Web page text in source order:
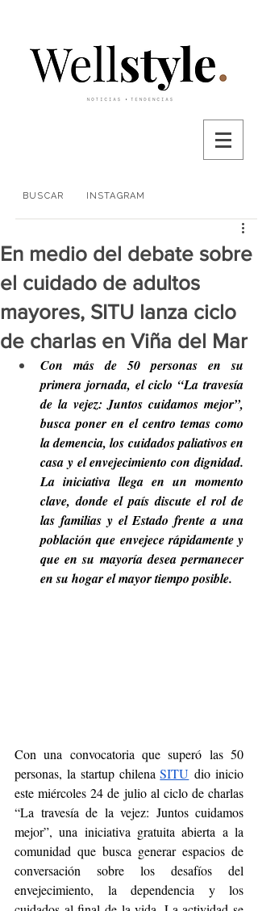
BUSCAR INSTAGRAM
En medio del debate sobre
el cuidado de adultos
mayores, SITU lanza ciclo
de charlas en Viña del Mar
Con más de 50 personas en su
primera jornada, el ciclo “La travesía
de la vejez: Juntos cuidamos mejor”,
busca poner en el centro temas como
la demencia, los cuidados paliativos en
casa y el envejecimiento con dignidad.
La iniciativa llega en un momento
clave, donde el país discute el rol de
las familias y el Estado frente a una
población que envejece rápidamente y
que en su mayoría desea permanecer
en su hogar el mayor tiempo posible.
Con una convocatoria que superó las 50
personas, la startup chilena SITU dio inicio
este miércoles 24 de julio al ciclo de charlas
“La travesía de la vejez: Juntos cuidamos
mejor”, una iniciativa gratuita abierta a la
comunidad que busca generar espacios de
conversación sobre los desafíos del
envejecimiento, la dependencia y los